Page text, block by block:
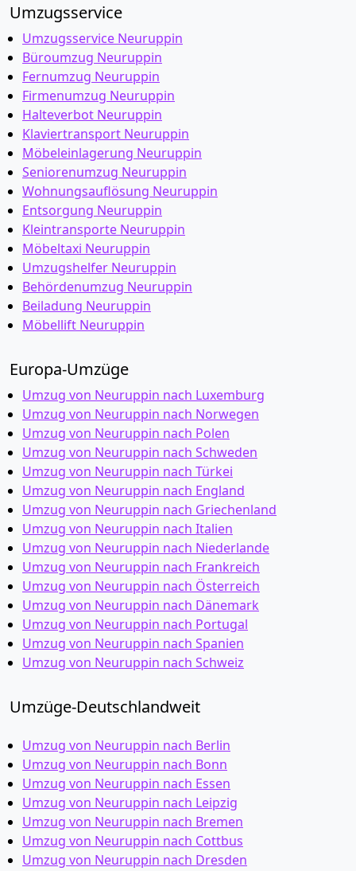
Umzugsservice
Umzugsservice Neuruppin
Büroumzug Neuruppin
Fernumzug Neuruppin
Firmenumzug Neuruppin
Halteverbot Neuruppin
Klaviertransport Neuruppin
Möbeleinlagerung Neuruppin
Seniorenumzug Neuruppin
Wohnungsauflösung Neuruppin
Entsorgung Neuruppin
Kleintransporte Neuruppin
Möbeltaxi Neuruppin
Umzugshelfer Neuruppin
Behördenumzug Neuruppin
Beiladung Neuruppin
Möbellift Neuruppin
Europa-Umzüge
Umzug von Neuruppin nach Luxemburg
Umzug von Neuruppin nach Norwegen
Umzug von Neuruppin nach Polen
Umzug von Neuruppin nach Schweden
Umzug von Neuruppin nach Türkei
Umzug von Neuruppin nach England
Umzug von Neuruppin nach Griechenland
Umzug von Neuruppin nach Italien
Umzug von Neuruppin nach Niederlande
Umzug von Neuruppin nach Frankreich
Umzug von Neuruppin nach Österreich
Umzug von Neuruppin nach Dänemark
Umzug von Neuruppin nach Portugal
Umzug von Neuruppin nach Spanien
Umzug von Neuruppin nach Schweiz
Umzüge-Deutschlandweit
Umzug von Neuruppin nach Berlin
Umzug von Neuruppin nach Bonn
Umzug von Neuruppin nach Essen
Umzug von Neuruppin nach Leipzig
Umzug von Neuruppin nach Bremen
Umzug von Neuruppin nach Cottbus
Umzug von Neuruppin nach Dresden